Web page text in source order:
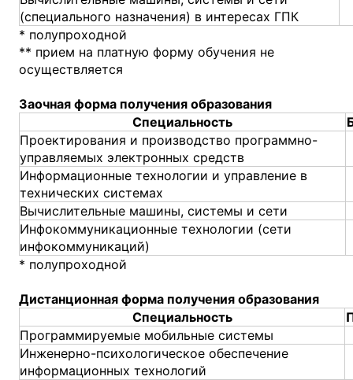
(специального назначения) в интересах ГПК
* полупроходной
** прием на платную форму обучения не
осуществляется
Заочная форма получения образования
Специальность
Проектирования и производство программно-
управляемых электронных средств
Информационные технологии и управление в
технических системах
Вычислительные машины, системы и сети
Инфокоммуникационные технологии (сети
инфокоммуникаций)
* полупроходной
Дистанционная форма получения образования
Специальность
Программируемые мобильные системы
Инженерно-психологическое обеспечение
информационных технологий